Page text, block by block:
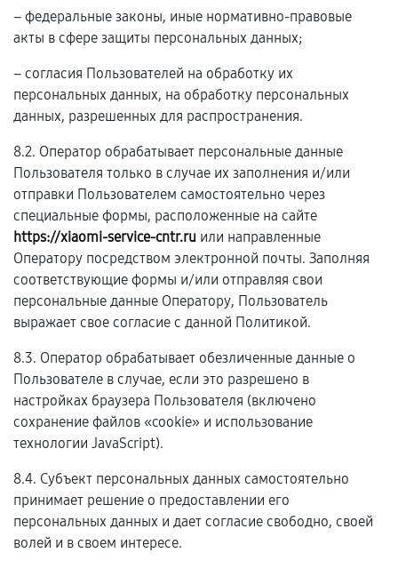
– федеральные законы, иные нормативно-правовые
акты в сфере защиты персональных данных;
– согласия Пользователей на обработку их
персональных данных, на обработку персональных
данных, разрешенных для распространения.
8.2. Оператор обрабатывает персональные данные
Пользователя только в случае их заполнения и/или
отправки Пользователем самостоятельно через
специальные формы, расположенные на сайте
https://xiaomi-service-cntr.ru или направленные
Оператору посредством электронной почты. Заполняя
соответствующие формы и/или отправляя свои
персональные данные Оператору, Пользователь
выражает свое согласие с данной Политикой.
8.3. Оператор обрабатывает обезличенные данные о
Пользователе в случае, если это разрешено в
настройках браузера Пользователя (включено
сохранение файлов «cookie» и использование
технологии JavaScript).
8.4. Субъект персональных данных самостоятельно
принимает решение о предоставлении его
персональных данных и дает согласие свободно, своей
волей и в своем интересе.